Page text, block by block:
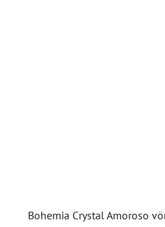
Bohemia Crystal Amoroso